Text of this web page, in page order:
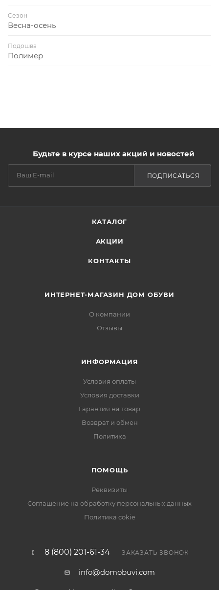
Сезон
Весна-осень
Подошва
Полимер
Будьте в курсе наших акций и новостей
ПОДПИСАТЬСЯ
КАТАЛОГ
АКЦИИ
КОНТАКТЫ
ИНТЕРНЕТ-МАГАЗИН ДОМ ОБУВИ
О компании
Отзывы
ИНФОРМАЦИЯ
Условия оплаты
Условия доставки
Гарантия на товар
Возврат и обмен
Политика
ПОМОЩЬ
Реквизиты
Соглашение на обработку персональных данных
Политика cokie
8 (800) 201-61-34 ЗАКАЗАТЬ ЗВОНОК
info@domobuvi.com